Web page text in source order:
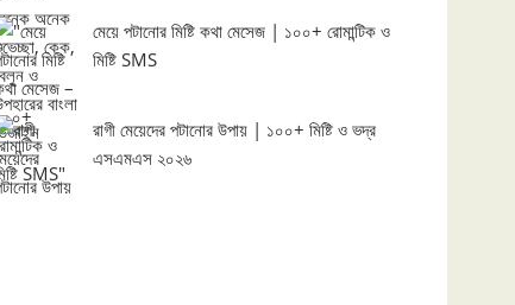
মেয়ে পটানোর মিষ্টি কথা মেসেজ | ১০০+ রোমান্টিক ও
মিষ্টি SMS
রাগী মেয়েদের পটানোর উপায় | ১০০+ মিষ্টি ও ভদ্র
এসএমএস ২০২৬